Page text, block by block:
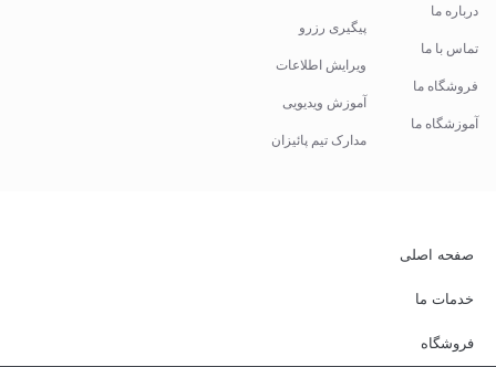
درباره ما
تماس با ما
فروشگاه ما
آموزشگاه ما
پیگیری رزرو
ویرایش اطلاعات
آموزش ویدیویی
مدارک تیم پائیزان
صفحه اصلی
خدمات ما
فروشگاه